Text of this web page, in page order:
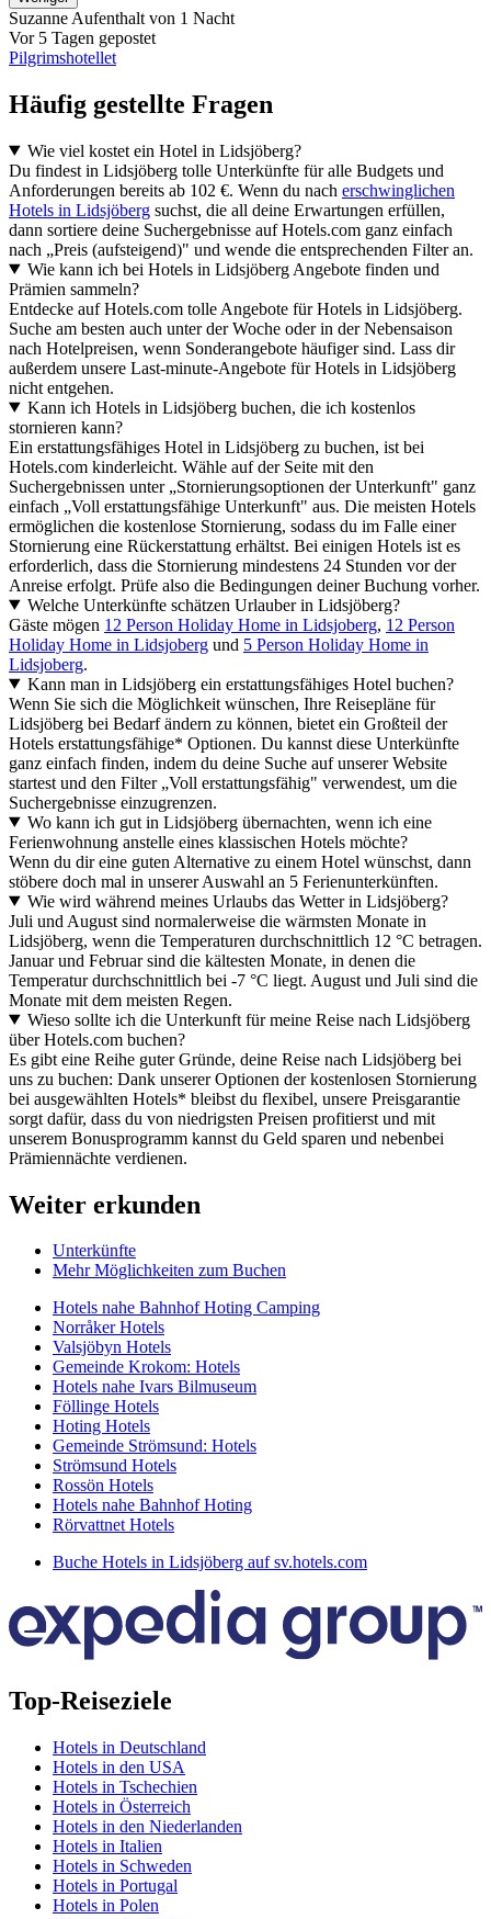
Suzanne Aufenthalt von 1 Nacht
Vor 5 Tagen gepostet
Pilgrimshotellet
Häufig gestellte Fragen
Wie viel kostet ein Hotel in Lidsjöberg?
Du findest in Lidsjöberg tolle Unterkünfte für alle Budgets und
Anforderungen bereits ab 102 €. Wenn du nach erschwinglichen
Hotels in Lidsjöberg suchst, die all deine Erwartungen erfüllen,
dann sortiere deine Suchergebnisse auf Hotels.com ganz einfach
nach „Preis (aufsteigend)" und wende die entsprechenden Filter an.
Wie kann ich bei Hotels in Lidsjöberg Angebote finden und
Prämien sammeln?
Entdecke auf Hotels.com tolle Angebote für Hotels in Lidsjöberg.
Suche am besten auch unter der Woche oder in der Nebensaison
nach Hotelpreisen, wenn Sonderangebote häufiger sind. Lass dir
außerdem unsere Last-minute-Angebote für Hotels in Lidsjöberg
nicht entgehen.
Kann ich Hotels in Lidsjöberg buchen, die ich kostenlos
stornieren kann?
Ein erstattungsfähiges Hotel in Lidsjöberg zu buchen, ist bei
Hotels.com kinderleicht. Wähle auf der Seite mit den
Suchergebnissen unter „Stornierungsoptionen der Unterkunft" ganz
einfach „Voll erstattungsfähige Unterkunft" aus. Die meisten Hotels
ermöglichen die kostenlose Stornierung, sodass du im Falle einer
Stornierung eine Rückerstattung erhältst. Bei einigen Hotels ist es
erforderlich, dass die Stornierung mindestens 24 Stunden vor der
Anreise erfolgt. Prüfe also die Bedingungen deiner Buchung vorher.
Welche Unterkünfte schätzen Urlauber in Lidsjöberg?
Gäste mögen 12 Person Holiday Home in Lidsjoberg, 12 Person
Holiday Home in Lidsjoberg und 5 Person Holiday Home in
Lidsjoberg.
Kann man in Lidsjöberg ein erstattungsfähiges Hotel buchen?
Wenn Sie sich die Möglichkeit wünschen, Ihre Reisepläne für
Lidsjöberg bei Bedarf ändern zu können, bietet ein Großteil der
Hotels erstattungsfähige* Optionen. Du kannst diese Unterkünfte
ganz einfach finden, indem du deine Suche auf unserer Website
startest und den Filter „Voll erstattungsfähig" verwendest, um die
Suchergebnisse einzugrenzen.
Wo kann ich gut in Lidsjöberg übernachten, wenn ich eine
Ferienwohnung anstelle eines klassischen Hotels möchte?
Wenn du dir eine guten Alternative zu einem Hotel wünschst, dann
stöbere doch mal in unserer Auswahl an 5 Ferienunterkünften.
Wie wird während meines Urlaubs das Wetter in Lidsjöberg?
Juli und August sind normalerweise die wärmsten Monate in
Lidsjöberg, wenn die Temperaturen durchschnittlich 12 °C betragen.
Januar und Februar sind die kältesten Monate, in denen die
Temperatur durchschnittlich bei -7 °C liegt. August und Juli sind die
Monate mit dem meisten Regen.
Wieso sollte ich die Unterkunft für meine Reise nach Lidsjöberg
über Hotels.com buchen?
Es gibt eine Reihe guter Gründe, deine Reise nach Lidsjöberg bei
uns zu buchen: Dank unserer Optionen der kostenlosen Stornierung
bei ausgewählten Hotels* bleibst du flexibel, unsere Preisgarantie
sorgt dafür, dass du von niedrigsten Preisen profitierst und mit
unserem Bonusprogramm kannst du Geld sparen und nebenbei
Prämiennächte verdienen.
Weiter erkunden
Unterkünfte
Mehr Möglichkeiten zum Buchen
Hotels nahe Bahnhof Hoting Camping
Norråker Hotels
Valsjöbyn Hotels
Gemeinde Krokom: Hotels
Hotels nahe Ivars Bilmuseum
Föllinge Hotels
Hoting Hotels
Gemeinde Strömsund: Hotels
Strömsund Hotels
Rossön Hotels
Hotels nahe Bahnhof Hoting
Rörvattnet Hotels
Buche Hotels in Lidsjöberg auf sv.hotels.com
Top-Reiseziele
Hotels in Deutschland
Hotels in den USA
Hotels in Tschechien
Hotels in Österreich
Hotels in den Niederlanden
Hotels in Italien
Hotels in Schweden
Hotels in Portugal
Hotels in Polen